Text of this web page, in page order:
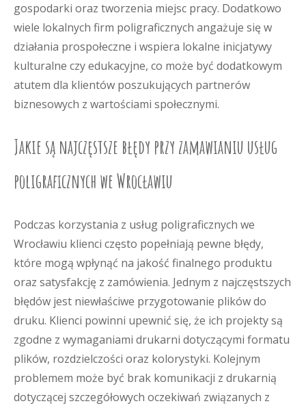
gospodarki oraz tworzenia miejsc pracy. Dodatkowo
wiele lokalnych firm poligraficznych angażuje się w
działania prospołeczne i wspiera lokalne inicjatywy
kulturalne czy edukacyjne, co może być dodatkowym
atutem dla klientów poszukujących partnerów
biznesowych z wartościami społecznymi.
Jakie są najczęstsze błędy przy zamawianiu usług
poligraficznych we Wrocławiu
Podczas korzystania z usług poligraficznych we
Wrocławiu klienci często popełniają pewne błędy,
które mogą wpłynąć na jakość finalnego produktu
oraz satysfakcję z zamówienia. Jednym z najczęstszych
błędów jest niewłaściwe przygotowanie plików do
druku. Klienci powinni upewnić się, że ich projekty są
zgodne z wymaganiami drukarni dotyczącymi formatu
plików, rozdzielczości oraz kolorystyki. Kolejnym
problemem może być brak komunikacji z drukarnią
dotyczącej szczegółowych oczekiwań związanych z